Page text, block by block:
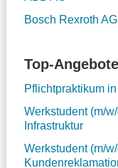
Bosch Rexroth AG
Top-
Pflichtpraktikum
Werkstudent (m/
Infrastruktur
Werkstudent (m/